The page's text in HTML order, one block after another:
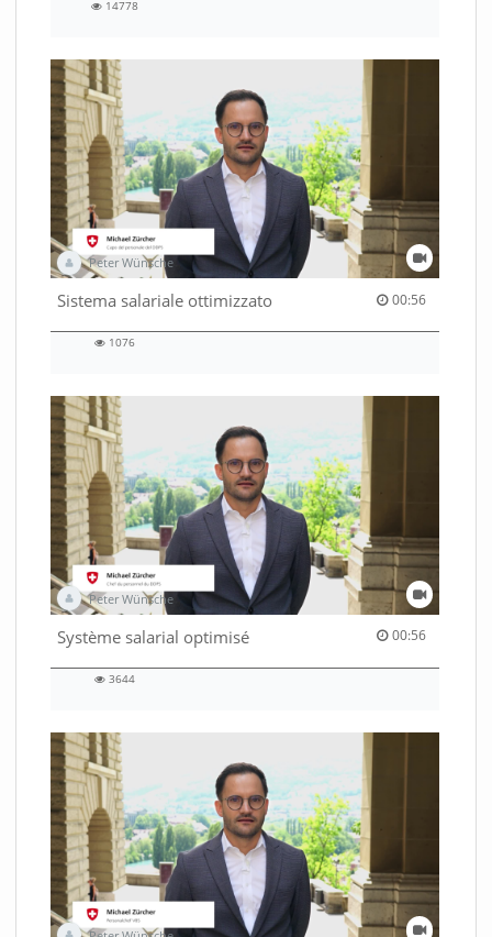
14778
Peter Wünsche
Sistema salariale ottimizzato 00:56
00:56 duration
1076
Peter Wünsche
Système salarial optimisé 00:56
00:56 duration
3644